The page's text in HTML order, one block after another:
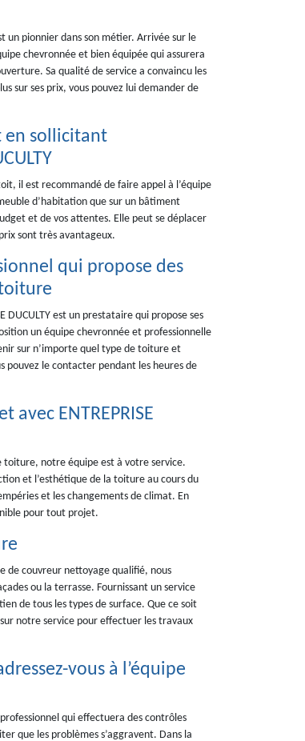
un pionnier dans son métier. Arrivée sur le
chevronnée et bien équipée qui assurera
Sa qualité de service a convaincu les
sur ses prix, vous pouvez lui demander de
en sollicitant
il est recommandé de faire appel à l’équipe
d’habitation que sur un bâtiment
et de vos attentes. Elle peut se déplacer
sont très avantageux.
qui propose des
est un prestataire qui propose ses
un équipe chevronnée et professionnelle
sur n’importe quel type de toiture et
pouvez le contacter pendant les heures de
ENTREPRISE
toiture, notre équipe est à votre service.
et l’esthétique de la toiture au cours du
et les changements de climat. En
pour tout projet.
de couvreur nettoyage qualifié, nous
ou la terrasse. Fournissant un service
de tous les types de surface. Que ce soit
notre service pour effectuer les travaux
vous à l’équipe
qui effectuera des contrôles
que les problèmes s’aggravent. Dans la